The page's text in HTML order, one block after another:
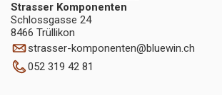
Strasser Komponenten
Schlossgasse 24
8466 Trüllikon
strasser-komponenten@bluewin.ch
052 319 42 81